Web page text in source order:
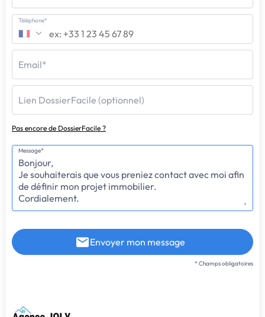
Téléphone*
Email*
Lien DossierFacile (optionnel)
Pas encore de DossierFacile ?
Message*
Envoyer mon message
* Champs obligatoires